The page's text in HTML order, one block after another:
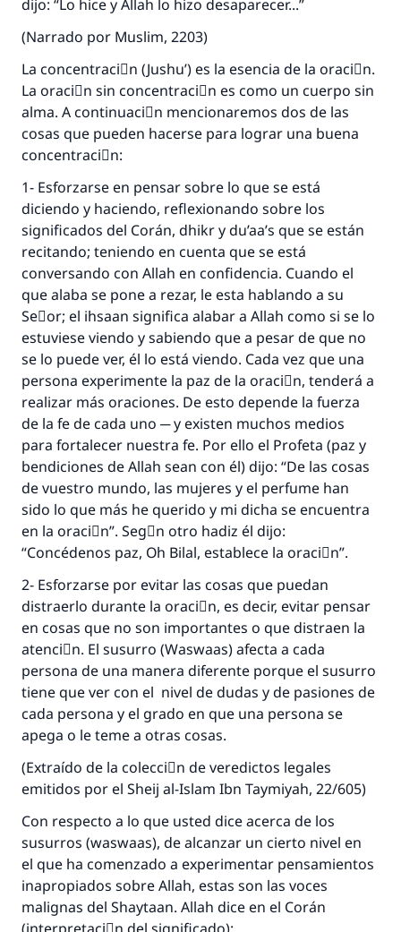
dijo: “Lo hice y Allah lo hizo desaparecer...”
(Narrado por Muslim, 2203)
La concentraciَn (Jushu’) es la esencia de la oraciَn.
La oraciَn sin concentraciَn es como un cuerpo sin
alma. A continuaciَn mencionaremos dos de las
cosas que pueden hacerse para lograr una buena
concentraciَn:
1- Esforzarse en pensar sobre lo que se está
diciendo y haciendo, reflexionando sobre los
significados del Corán, dhikr y du’aa’s que se están
recitando; teniendo en cuenta que se está
conversando con Allah en confidencia. Cuando el
que alaba se pone a rezar, le esta hablando a su
Seٌor; el ihsaan significa alabar a Allah como si se lo
estuviese viendo y sabiendo que a pesar de que no
se lo puede ver, él lo está viendo. Cada vez que una
persona experimente la paz de la oraciَn, tenderá a
realizar más oraciones. De esto depende la fuerza
de la fe de cada uno ─ y existen muchos medios
para fortalecer nuestra fe. Por ello el Profeta (paz y
bendiciones de Allah sean con él) dijo: “De las cosas
de vuestro mundo, las mujeres y el perfume han
sido lo que más he querido y mi dicha se encuentra
en la oraciَn”. Segْn otro hadiz él dijo:
“Concédenos paz, Oh Bilal, establece la oraciَn”.
2- Esforzarse por evitar las cosas que puedan
distraerlo durante la oraciَn, es decir, evitar pensar
en cosas que no son importantes o que distraen la
atenciَn. El susurro (Waswaas) afecta a cada
persona de una manera diferente porque el susurro
tiene que ver con el nivel de dudas y de pasiones de
cada persona y el grado en que una persona se
apega o le teme a otras cosas.
(Extraído de la colecciَn de veredictos legales
emitidos por el Sheij al-Islam Ibn Taymiyah, 22/605)
Con respecto a lo que usted dice acerca de los
susurros (waswaas), de alcanzar un cierto nivel en
el que ha comenzado a experimentar pensamientos
inapropiados sobre Allah, estas son las voces
malignas del Shaytaan. Allah dice en el Corán